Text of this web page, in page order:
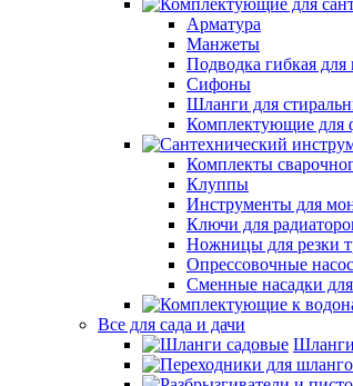
Арматура
Манжеты
Подводка гибкая для
Сифоны
Шланги для
Комплектующие для
Комплекты
Клуппы
Инструменты для
Ключи для
Ножницы для резки
Опрессовочные
Сменные насадки
Все для сада и дачи